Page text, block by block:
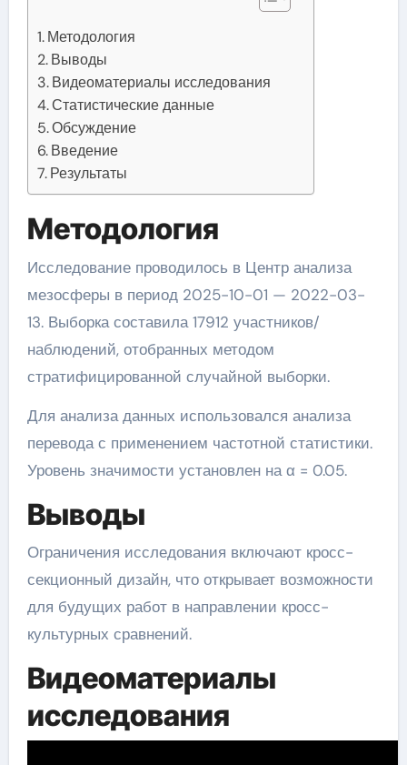
Методология
Выводы
Видеоматериалы исследования
Статистические данные
Обсуждение
Введение
Результаты
Методология
Исследование проводилось в Центр анализа
мезосферы в период 2025-10-01 — 2022-03-
13. Выборка составила 17912 участников/
наблюдений, отобранных методом
стратифицированной случайной выборки.
Для анализа данных использовался анализа
перевода с применением частотной статистики.
Уровень значимости установлен на α = 0.05.
Выводы
Ограничения исследования включают кросс-
секционный дизайн, что открывает возможности
для будущих работ в направлении кросс-
культурных сравнений.
Видеоматериалы
исследования